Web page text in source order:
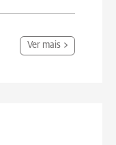
Ver mais